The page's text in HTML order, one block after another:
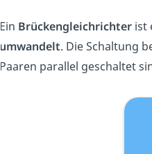
Ein Brückengleichrichter ist
umwandelt. Die Schaltung
Paaren parallel geschaltet